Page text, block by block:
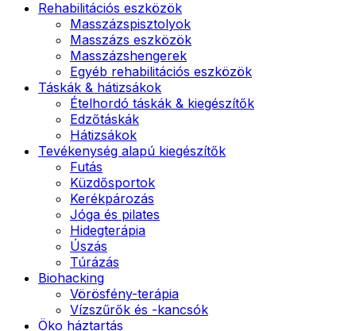
Rehabilitációs eszközök
Masszázspisztolyok
Masszázs eszközök
Masszázshengerek
Egyéb rehabilitációs eszközök
Táskák & hátizsákok
Ételhordó táskák & kiegészítők
Edzőtáskák
Hátizsákok
Tevékenység alapú kiegészítők
Futás
Küzdősportok
Kerékpározás
Jóga és pilates
Hidegterápia
Úszás
Túrázás
Biohacking
Vörösfény-terápia
Vízszűrők és -kancsók
Öko háztartás